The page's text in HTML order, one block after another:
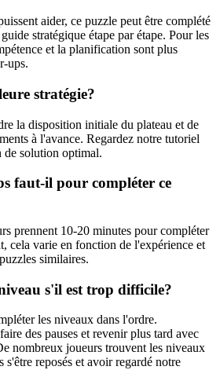
aider, ce puzzle peut être complété
stratégique étape par étape. Pour les
et la planification sont plus
ups.
stratégie?
la disposition initiale du plateau et de
à l'avance. Regardez notre tutoriel
solution optimal.
faut-il pour compléter ce
prennent 10-20 minutes pour compléter
cela varie en fonction de l'expérience et
similaires.
s'il est trop difficile?
les niveaux dans l'ordre.
des pauses et revenir plus tard avec
nombreux joueurs trouvent les niveaux
reposés et avoir regardé notre